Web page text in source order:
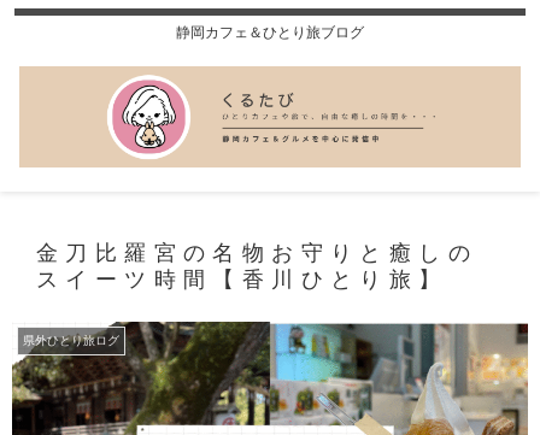
静岡カフェ＆ひとり旅ブログ
金刀比羅宮の名物お守りと癒しの
スイーツ時間【香川ひとり旅】
県外ひとり旅ログ